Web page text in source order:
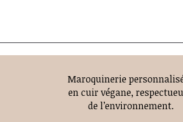
Maroquinerie
en cuir végane,
de l’environnement.